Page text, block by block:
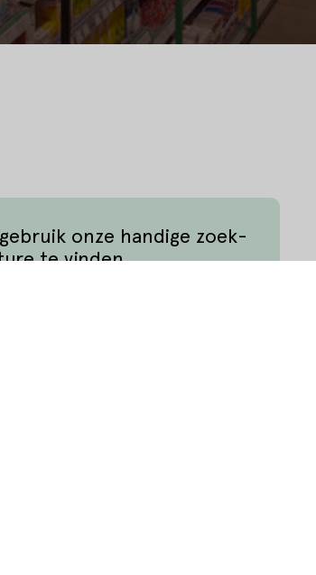
onze handige zoek-
te vinden.